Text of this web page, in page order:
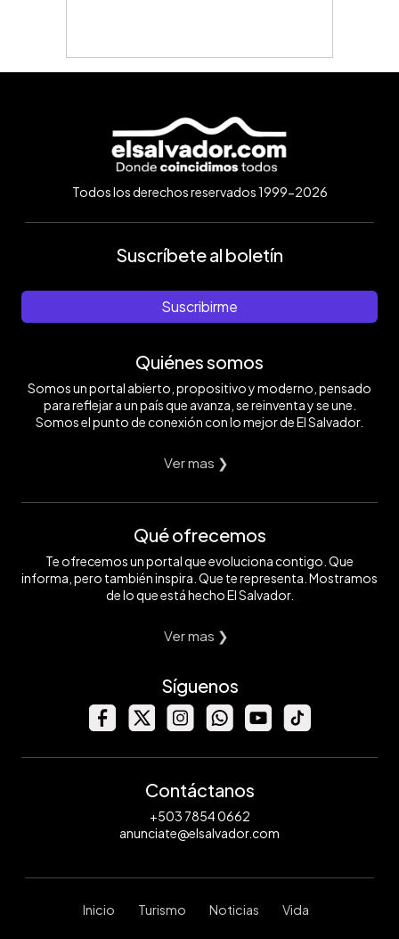
Todos los derechos reservados 1999-2026
Suscríbete al boletín
Suscribirme
Quiénes somos
Somos un portal abierto, propositivo y moderno, pensado
para reflejar a un país que avanza, se reinventa y se une.
Somos el punto de conexión con lo mejor de El Salvador.
Ver mas ❯
Qué ofrecemos
Te ofrecemos un portal que evoluciona contigo. Que
informa, pero también inspira. Que te representa. Mostramos
de lo que está hecho El Salvador.
Ver mas ❯
Síguenos
Contáctanos
+503 7854 0662
anunciate@elsalvador.com
Inicio Turismo Noticias Vida